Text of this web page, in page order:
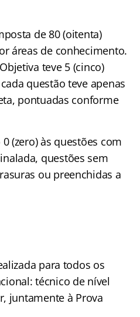
de 80 (oitenta)
áreas de conhecimento.
teve 5 (cinco)
questão teve apenas
pontuadas conforme
(zero) às questões com
questões sem
ou preenchidas a
para todos os
técnico de nível
juntamente à Prova